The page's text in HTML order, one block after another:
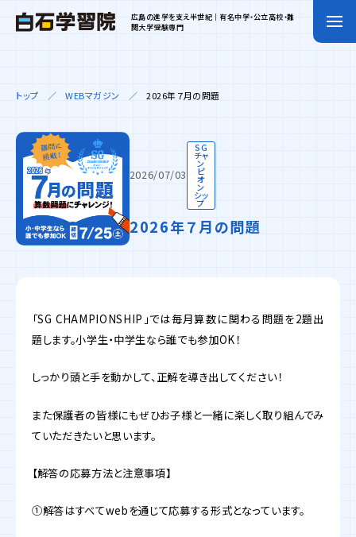
広島の進学を支え半世紀｜有名中学・公立高校・難
関大学受験専門
トップ WEBマガジン 2026年７月の問題
2026/07/03
SG
チャ
ン
ピ
オ
ン
シッ
プ
2026年７月の問題
「SG CHAMPIONSHIP」では毎月算数に関わる問題を2題出
題します。小学生・中学生なら誰でも参加OK！
しっかり頭と手を動かして、正解を導き出してください！
また保護者の皆様にもぜひお子様と一緒に楽しく取り組んでみ
ていただきたいと思います。
【解答の応募方法と注意事項】
①解答はすべてwebを通じて応募する形式となっています。